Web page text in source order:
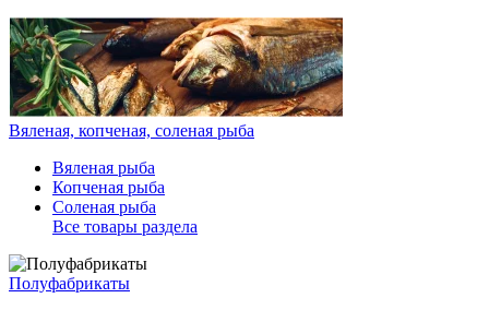
Вяленая, копченая, соленая рыба
Вяленая рыба
Копченая рыба
Соленая рыба
Все товары раздела
Полуфабрикаты